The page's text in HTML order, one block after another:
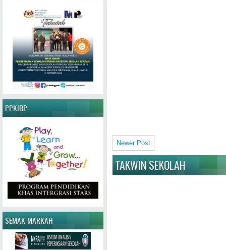
Newer Post
TAKWIN SEKOLAH
PPKIBP
SEMAK MARKAH